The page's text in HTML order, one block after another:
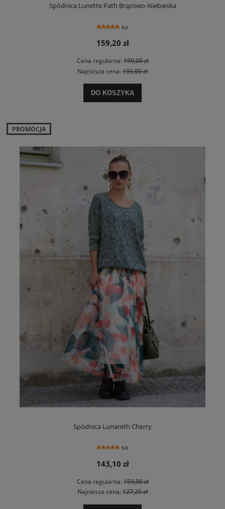
Spódnica Lunette Path Brązowo-Niebieska
5.0
159,20 zł
Cena regularna:199,00 zł
Najniższa cena: 199,00 zł
DO KOSZYKA
Spódnica Lunareth Cherry
5.0
143,10 zł
Cena regularna:159,00 zł
Najniższa cena: 127,20 zł
PROMOCJA